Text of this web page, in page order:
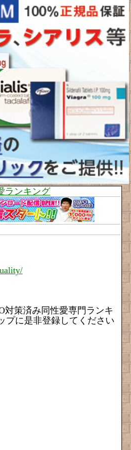
ランキング
対策済み同性愛専門ランキ
プに是非登録してください